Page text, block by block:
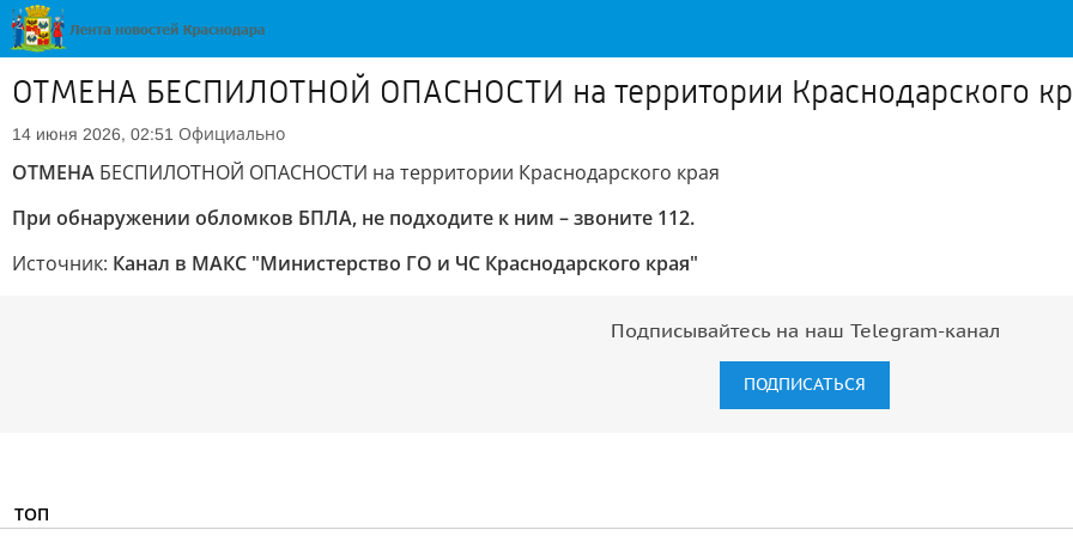
ОТМЕНА БЕСПИЛОТНОЙ ОПАСНОСТИ на территории Краснодарского
14 июня 2026, 02:51 Официально
ОТМЕНА БЕСПИЛОТНОЙ ОПАСНОСТИ на территории Краснодарского края
При обнаружении обломков БПЛА, не подходите к ним – звоните 112.
Источник: Канал в МАКС "Министерство ГО и ЧС Краснодарского края"
Подписывайтесь на наш Telegram-канал
ПОДПИСАТЬСЯ
ТОП